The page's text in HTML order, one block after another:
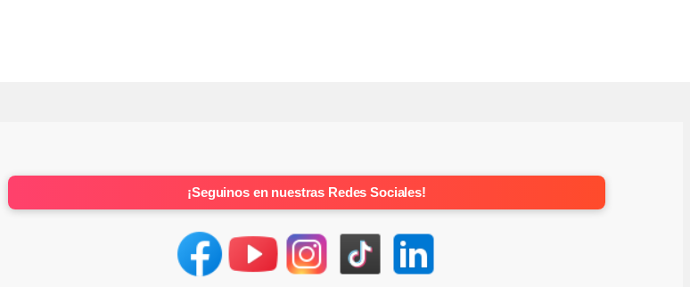
¡Seguinos en nuestras Redes Sociales!